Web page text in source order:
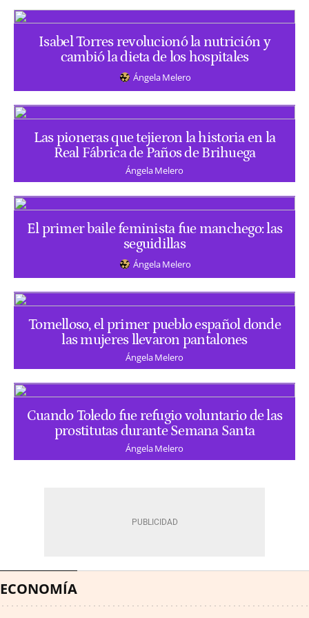
Isabel Torres revolucionó la nutrición y
cambió la dieta de los hospitales
Ángela Melero
Las pioneras que tejieron la historia en la
Real Fábrica de Paños de Brihuega
Ángela Melero
El primer baile feminista fue manchego: las
seguidillas
Ángela Melero
Tomelloso, el primer pueblo español donde
las mujeres llevaron pantalones
Ángela Melero
Cuando Toledo fue refugio voluntario de las
prostitutas durante Semana Santa
Ángela Melero
ECONOMÍA